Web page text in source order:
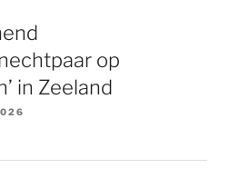
op
in Zeeland